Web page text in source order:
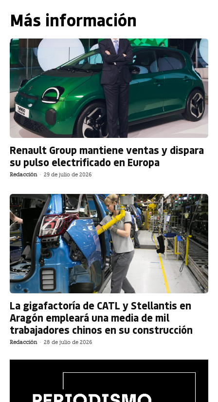
Más información
Renault Group mantiene ventas y dispara
su pulso electrificado en Europa
Redacción - 29 de julio de 2026
La gigafactoría de CATL y Stellantis en
Aragón empleará una media de mil
trabajadores chinos en su construcción
Redacción - 28 de julio de 2026